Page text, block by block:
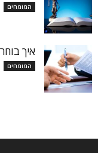
המומחים
איך
המומחים